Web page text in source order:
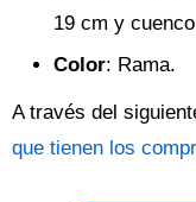
19 cm y
Color: Rama.
A través del
que tienen los